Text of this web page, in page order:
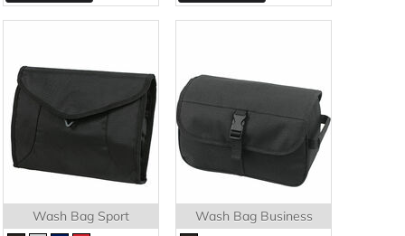
Wash Bag Sport Wash Bag Business